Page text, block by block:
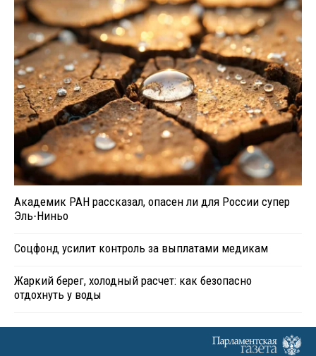
Академик РАН рассказал, опасен ли для России супер
Эль-Ниньо
Соцфонд усилит контроль за выплатами медикам
Жаркий берег, холодный расчет: как безопасно
отдохнуть у воды